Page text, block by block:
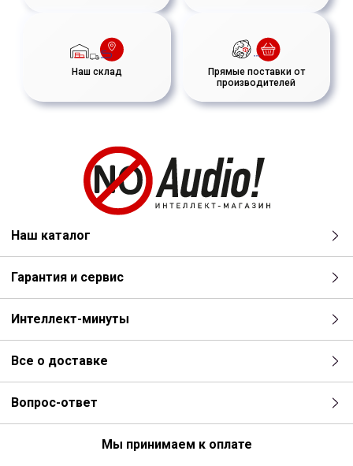
Наш склад
Прямые поставки от
производителей
Наш каталог
Гарантия и сервис
Интеллект-минуты
Все о доставке
Вопрос-ответ
Мы принимаем к оплате